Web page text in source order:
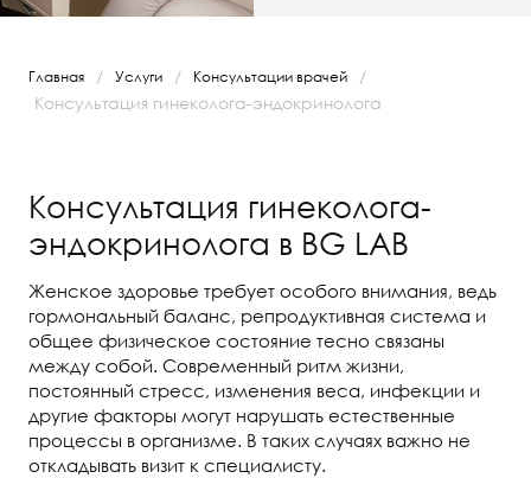
Главная / Услуги / Консультации врачей
/
Консультация гинеколога-эндокринолога
Консультация гинеколога-
эндокринолога в BG LAB
Женское здоровье требует особого внимания, ведь
гормональный баланс, репродуктивная система и
общее физическое состояние тесно связаны
между собой. Современный ритм жизни,
постоянный стресс, изменения веса, инфекции и
другие факторы могут нарушать естественные
процессы в организме. В таких случаях важно не
откладывать визит к специалисту.